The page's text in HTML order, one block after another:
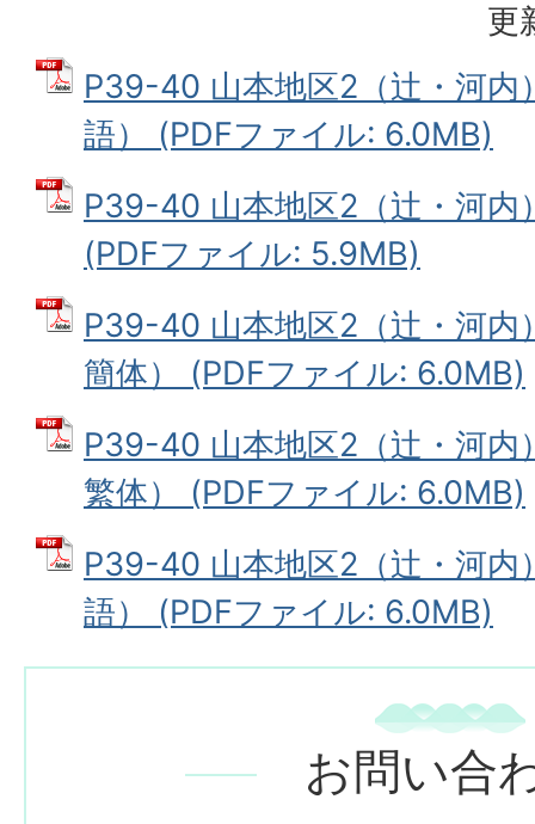
更
P39-40 山本地区2（辻・河内
語） (PDFファイル: 6.0MB)
P39-40 山本地区2（辻・河内
(PDFファイル: 5.9MB)
P39-40 山本地区2（辻・河内
簡体） (PDFファイル: 6.0MB)
P39-40 山本地区2（辻・河内
繁体） (PDFファイル: 6.0MB)
P39-40 山本地区2（辻・河内
語） (PDFファイル: 6.0MB)
お問い合